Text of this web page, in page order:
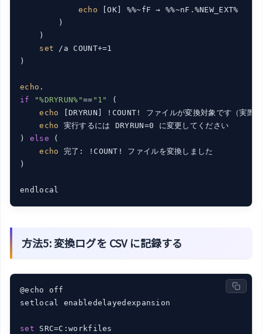
echo [OK] %%~fF → %%~nF.%NEW_EXT%
        )
    )
set /a COUNT+=1
)
echo
if
"%DRYRUN%"== "1"
(
echo [DRYRUN] !COUNT! ファイルが変換対象です（実際
echo 実行するには DRYRUN=0 に変更してください
) else (
echo 完了: !COUNT! ファイルを変換しました
)
endlocal
方法5: 変換ログを CSV に記録する
@echo off
setlocal enabledelayedexpansion
set